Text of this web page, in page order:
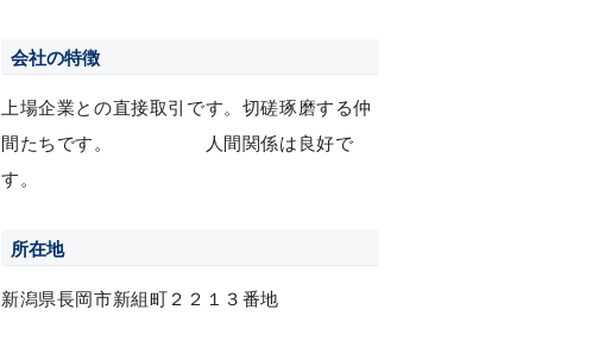
会社の特徴
上場企業との直接取引です。切磋琢磨する仲
間たちです。 人間関係は良好で
す。
所在地
新潟県長岡市新組町２２１３番地